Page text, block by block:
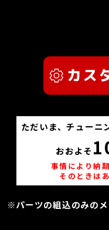
ただいま、チューニ
おおよそ
事情により納
そのときは
※パーツの組込のみの